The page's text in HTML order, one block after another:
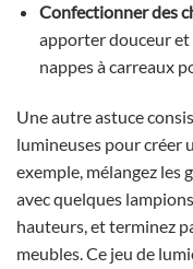
Confectionner des
apporter douceur et
nappes à carreaux
Une autre astuce
lumineuses pour créer
exemple, mélangez les
avec quelques
hauteurs, et terminez
meubles. Ce jeu de